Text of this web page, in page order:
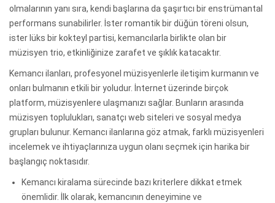
olmalarının yanı sıra, kendi başlarına da şaşırtıcı bir enstrümantal
performans sunabilirler. İster romantik bir düğün töreni olsun,
ister lüks bir kokteyl partisi, kemancılarla birlikte olan bir
müzisyen trio, etkinliğinize zarafet ve şıklık katacaktır.
Kemancı ilanları, profesyonel müzisyenlerle iletişim kurmanın ve
onları bulmanın etkili bir yoludur. İnternet üzerinde birçok
platform, müzisyenlere ulaşmanızı sağlar. Bunların arasında
müzisyen toplulukları, sanatçı web siteleri ve sosyal medya
grupları bulunur. Kemancı ilanlarına göz atmak, farklı müzisyenleri
incelemek ve ihtiyaçlarınıza uygun olanı seçmek için harika bir
başlangıç noktasıdır.
Kemancı kiralama sürecinde bazı kriterlere dikkat etmek
önemlidir. İlk olarak, kemancının deneyimine ve